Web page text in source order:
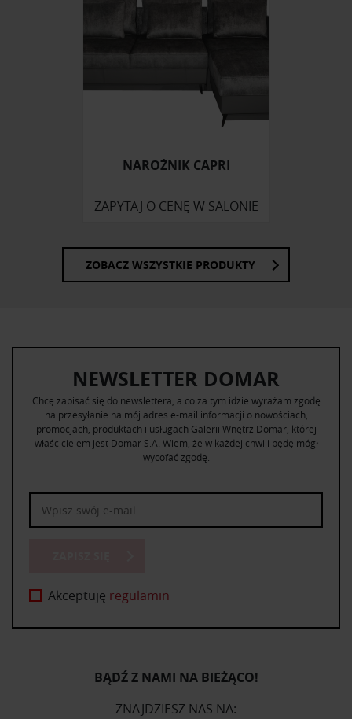
korzystasz z naszej witryny, udostępniamy partnerom
NAROŻNIK CAPRI
ZAPYTAJ O CENĘ W SALONIE
ZOBACZ WSZYSTKIE PRODUKTY
NEWSLETTER DOMAR
Chcę zapisać się do newslettera, a co za tym idzie wyrażam zgodę
na przesyłanie na mój adres e-mail informacji o nowościach,
promocjach, produktach i usługach Galerii Wnętrz Domar, której
właścicielem jest Domar S.A. Wiem, że w każdej chwili będę mógł
wycofać zgodę.
Akceptuję regulamin
BĄDŹ Z NAMI NA BIEŻĄCO!
ZNAJDZIESZ NAS NA: